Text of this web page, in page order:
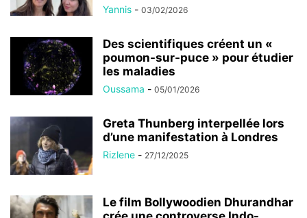
Yannis - 03/02/2026
Des scientifiques créent un «
poumon-sur-puce » pour étudier
les maladies
Oussama - 05/01/2026
Greta Thunberg interpellée lors
d’une manifestation à Londres
Rizlene - 27/12/2025
Le film Bollywoodien Dhurandhar